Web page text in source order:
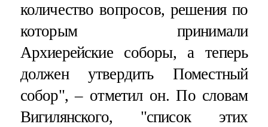
количество вопросов, решения по
которым принимали
Архиерейские соборы, а теперь
должен утвердить Поместный
собор", – отметил он. По словам
Вигилянского, "список этих